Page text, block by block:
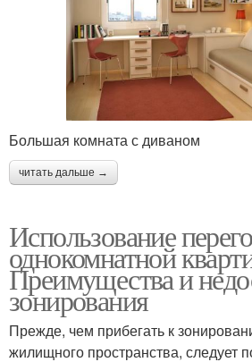
Большая комната с диваном
читать дальше →
Использование
однокомнатной
Преимущества и
зонирования
Прежде, чем прибегать к
жилищного пространства, следует